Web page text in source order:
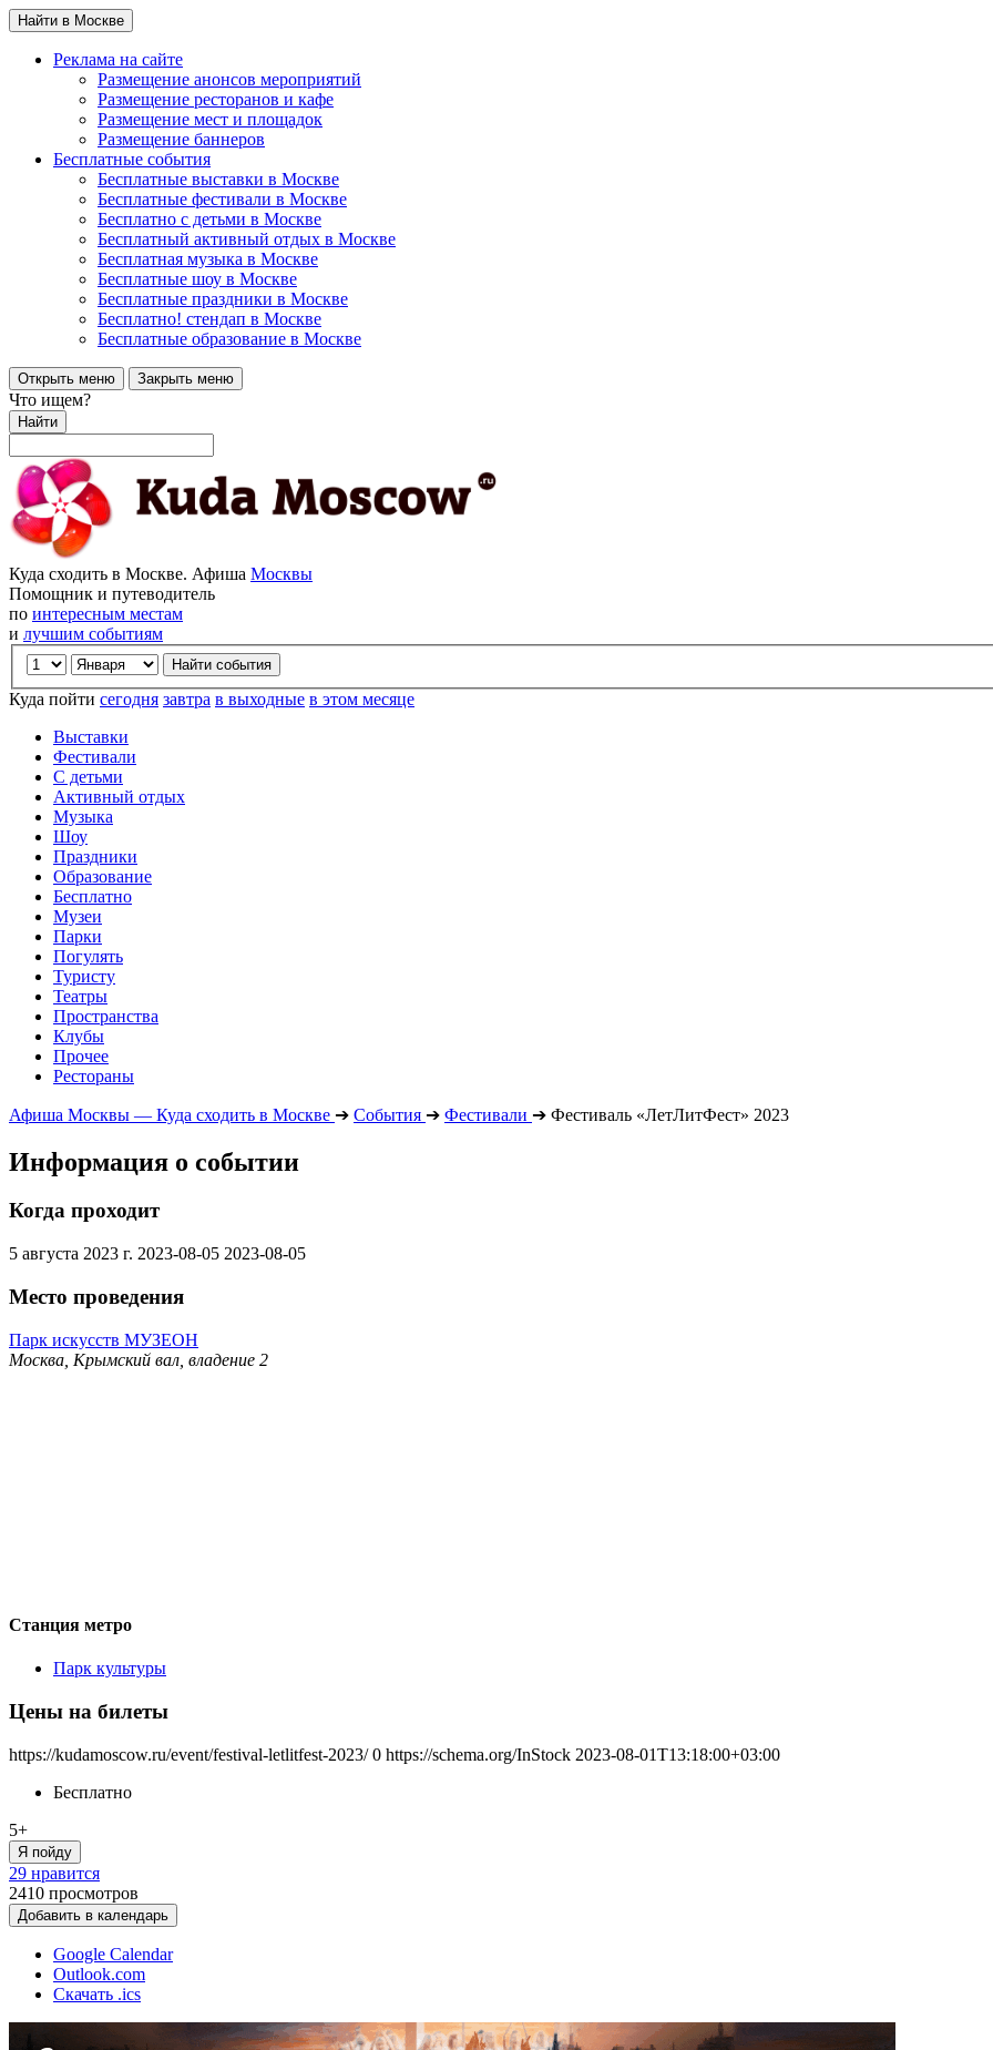
Найти в Москве
Реклама на сайте
Размещение анонсов мероприятий
Размещение ресторанов и кафе
Размещение мест и площадок
Размещение баннеров
Бесплатные события
Бесплатные выставки в Москве
Бесплатные фестивали в Москве
Бесплатно с детьми в Москве
Бесплатный активный отдых в Москве
Бесплатная музыка в Москве
Бесплатные шоу в Москве
Бесплатные праздники в Москве
Бесплатно! стендап в Москве
Бесплатные образование в Москве
Открыть меню Закрыть меню
Что ищем?
Найти
Куда сходить в Москве. Афиша Москвы
Помощник и путеводитель
по интересным местам
и лучшим событиям
Куда пойти сегодня завтра в выходные в этом месяце
Выставки
Фестивали
С детьми
Активный отдых
Музыка
Шоу
Праздники
Образование
Бесплатно
Музеи
Парки
Погулять
Туристу
Театры
Пространства
Клубы
Прочее
Рестораны
Афиша Москвы — Куда сходить в Москве ➔ События ➔ Фестивали ➔ Фестиваль «ЛетЛитФест» 2023
Информация о событии
Когда проходит
5 августа 2023 г. 2023-08-05 2023-08-05
Место проведения
Парк искусств МУЗЕОН
Москва, Крымский вал, владение 2
Станция метро
Парк культуры
Цены на билеты
https://kudamoscow.ru/event/festival-letlitfest-2023/ 0 https://schema.org/InStock 2023-08-01T13:18:00+03:00
Бесплатно
5+
Я пойду
29 нравится
2410 просмотров
Добавить в календарь
Google Calendar
Outlook.com
Скачать .ics